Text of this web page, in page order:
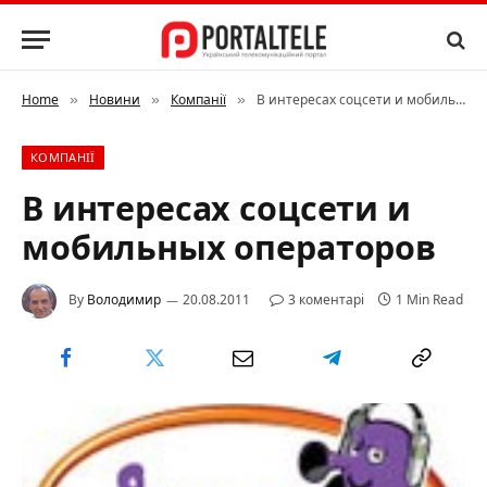
Home » Новини » Компанії » В интересах соцсети и мобильных операторов
КОМПАНІЇ
В интересах соцсети и
мобильных операторов
By Володимир 20.08.2011 3 коментарі 1 Min Read